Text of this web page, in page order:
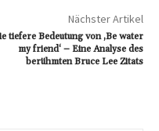
Nächster Artikel
tiefere Bedeutung von ‚Be water
my friend‘ – Eine Analyse des
berühmten Bruce Lee Zitats